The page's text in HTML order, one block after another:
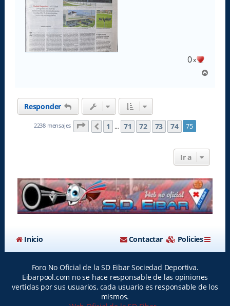
0x
Responder
2238 mensajes Página 75 de 75
Anterior
1 … 71 72 73 74 75
Ir a
Inicio Policies
Contactar
Foro No Oficial de la SD Eibar Sociedad Deportiva.
Eibarpool.com no se hace responsable de las opiniones
vertidas por sus usuarios, cada usuario es responsable de los
mismos.